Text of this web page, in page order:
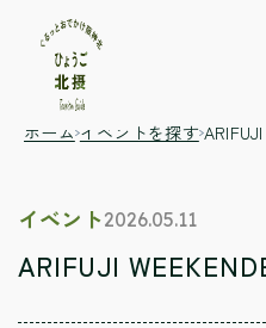
ホーム イベントを探す
イベント2026.05.11
ARIFUJI